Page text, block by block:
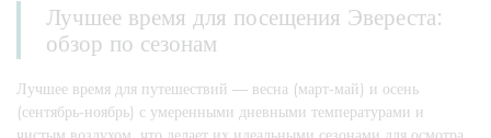
Лучшее время для посещения Эвереста:
обзор по сезонам
Лучшее время для путешествий — весна (март-май) и осень
(сентябрь-ноябрь) с умеренными дневными температурами и